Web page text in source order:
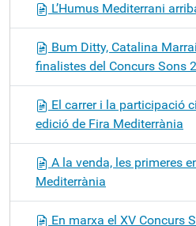
L’Humus Mediterrani
Bum Ditty, Catalina
finalistes del Concurs Sons
El carrer i la participació
edició de Fira Mediterrània
A la venda, les primeres
Mediterrània
En marxa el XV Concurs